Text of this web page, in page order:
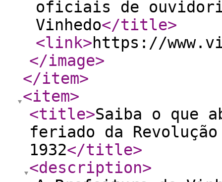
oficiais de
Vinhedo</title>
<link>https://
</image>
</item>
<item>
<title>Saiba o que
feriado da
1932</title>
<description>